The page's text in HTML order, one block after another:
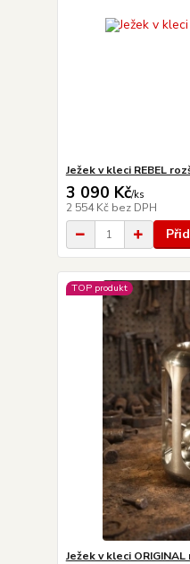
Ježek v kleci REBEL
3 090 Kč/ks
2 554 Kč bez DPH
TOP produkt
Ježek v kleci